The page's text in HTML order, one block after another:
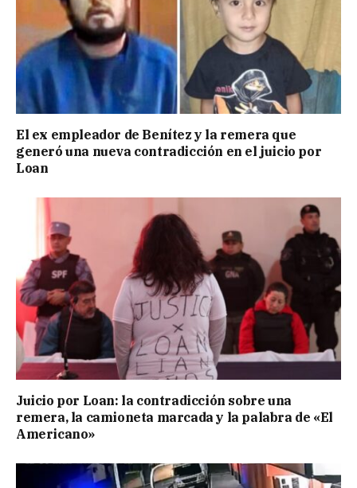
El ex empleador de Benítez y la remera que
generó una nueva contradicción en el juicio por
Loan
Juicio por Loan: la contradicción sobre una
remera, la camioneta marcada y la palabra de «El
Americano»